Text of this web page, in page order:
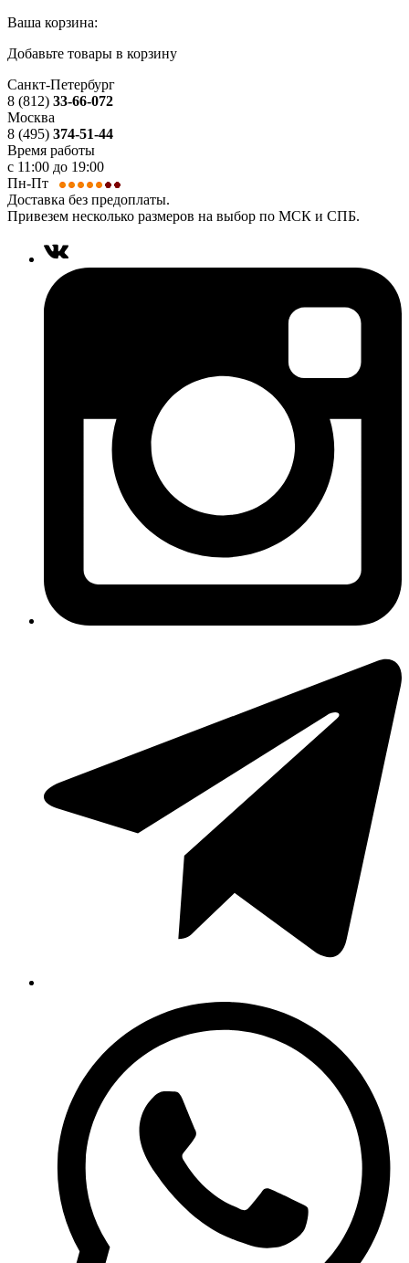
Ваша корзина:
Добавьте товары в корзину
Санкт-Петербург
8 (812) 33-66-072
Москва
8 (495) 374-51-44
Время работы
с 11:00 до 19:00
Пн-Пт
Доставка без предоплаты.
Привезем несколько размеров на выбор по МСК и СПБ.